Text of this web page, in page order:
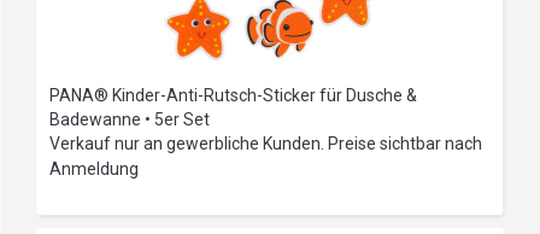
PANA® Kinder-Anti-Rutsch-Sticker für Dusche &
Badewanne • 5er Set
Verkauf nur an gewerbliche Kunden. Preise sichtbar nach
Anmeldung